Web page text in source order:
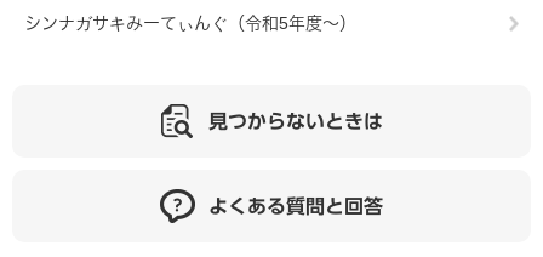
シンナガサキみーてぃんぐ（令和5年度～）
見つからないときは
よくある質問と回答